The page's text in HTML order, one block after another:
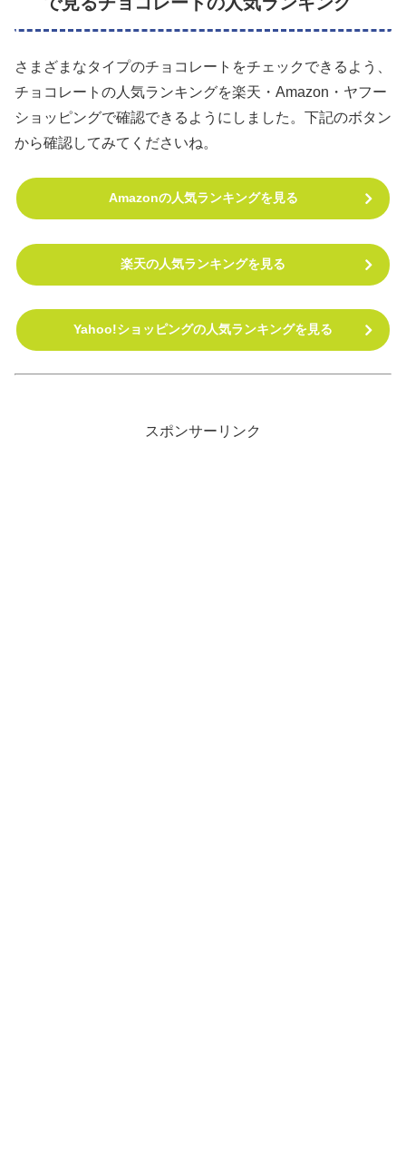
さまざまなタイプのチョコレートをチェックできるよう、
チョコレートの人気ランキングを楽天・Amazon・ヤフー
ショッピングで確認できるようにしました。下記のボタン
から確認してみてくださいね。
Amazonの人気ランキングを見る
楽天の人気ランキングを見る
Yahoo!ショッピングの人気ランキングを見る
スポンサーリンク